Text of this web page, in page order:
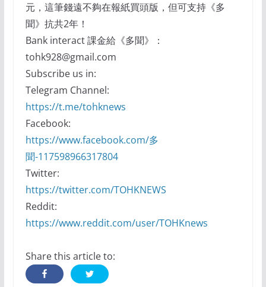
元，這筆錢遠不夠在報紙買頭版，但可支持《多
聞》抗共2年！
Bank interact 課金給《多聞》：
tohk928@gmail.com
Subscribe us in:
Telegram Channel:
https://t.me/tohknews
Facebook:
https://www.facebook.com/多
聞-117598966317804
Twitter:
https://twitter.com/TOHKNEWS
Reddit:
https://www.reddit.com/user/TOHKnews
Share this article to: